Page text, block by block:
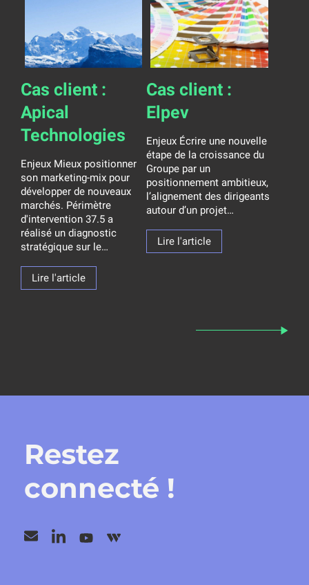
Cas client :
Apical
Technologies
Enjeux Mieux positionner
son marketing-mix pour
développer de nouveaux
marchés. Périmètre
d'intervention 37.5 a
réalisé un diagnostic
stratégique sur le…
Lire l'article
Cas client :
Elpev
Enjeux Écrire une nouvelle
étape de la croissance du
Groupe par un
positionnement ambitieux,
l’alignement des dirigeants
autour d’un projet…
Lire l'article
Restez
connecté !